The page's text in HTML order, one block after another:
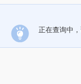
正在查询中